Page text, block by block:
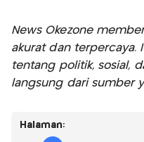
News Okezone
akurat dan terpercaya.
tentang politik, sosial,
langsung dari sumber
Halaman: